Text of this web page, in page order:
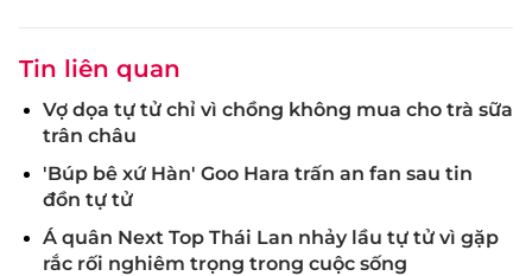
Tin liên quan
Vợ dọa tự tử chỉ vì chồng không mua cho trà sữa
trân châu
'Búp bê xứ Hàn' Goo Hara trấn an fan sau tin
đồn tự tử
Á quân Next Top Thái Lan nhảy lầu tự tử vì gặp
rắc rối nghiêm trọng trong cuộc sống